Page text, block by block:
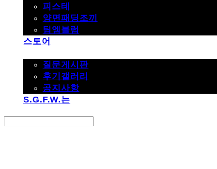
피스테
양면패딩조끼
팀엠블럼
스토어
질문게시판
후기갤러리
공지사항
S.G.F.W.는